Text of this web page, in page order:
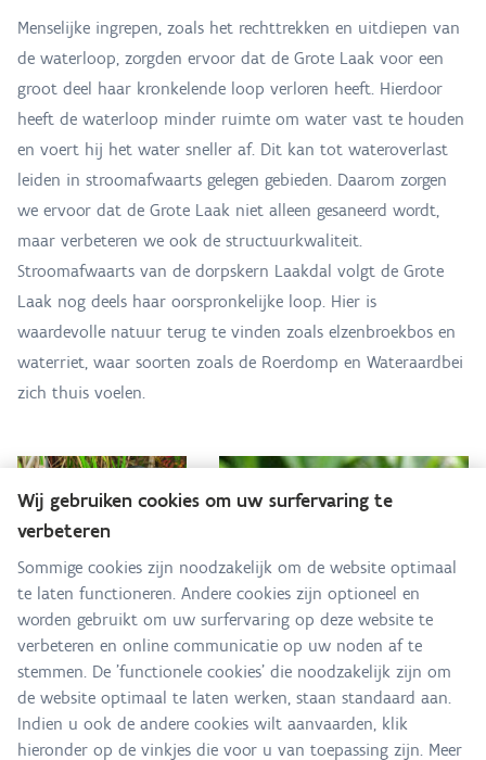
Menselijke ingrepen, zoals het rechttrekken en uitdiepen van
de waterloop, zorgden ervoor dat de Grote Laak voor een
groot deel haar kronkelende loop verloren heeft. Hierdoor
heeft de waterloop minder ruimte om water vast te houden
en voert hij het water sneller af. Dit kan tot wateroverlast
leiden in stroomafwaarts gelegen gebieden. Daarom zorgen
we ervoor dat de Grote Laak niet alleen gesaneerd wordt,
maar verbeteren we ook de structuurkwaliteit.
Stroomafwaarts van de dorpskern Laakdal volgt de Grote
Laak nog deels haar oorspronkelijke loop. Hier is
waardevolle natuur terug te vinden zoals elzenbroekbos en
waterriet, waar soorten zoals de Roerdomp en Wateraardbei
zich thuis voelen.
Wij gebruiken cookies om uw surfervaring te
verbeteren
Sommige cookies zijn noodzakelijk om de website optimaal
te laten functioneren. Andere cookies zijn optioneel en
worden gebruikt om uw surfervaring op deze website te
verbeteren en online communicatie op uw noden af te
stemmen. De 'functionele cookies' die noodzakelijk zijn om
de website optimaal te laten werken, staan standaard aan.
Indien u ook de andere cookies wilt aanvaarden, klik
hieronder op de vinkjes die voor u van toepassing zijn. Meer